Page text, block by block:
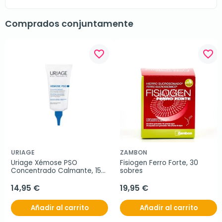
Comprados conjuntamente
favorite_border
URIAGE
Uriage Xémose PSO
Concentrado Calmante, 150
14,95 €
Añadir al carrito
favorite_border
ZAMBON
Fisiogen Ferro Forte, 30
sobres
19,95 €
Añadir al carrito